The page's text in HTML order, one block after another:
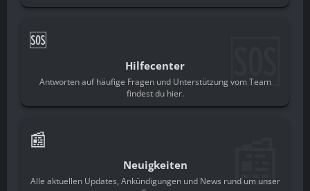
🆘
Hilfecenter
Antworten auf häufige Fragen und Unterstützung vom Team
findest du hier.
🆘
📰
Neuigkeiten
Alle aktuellen Updates, Ankündigungen und News rund um unser
📰